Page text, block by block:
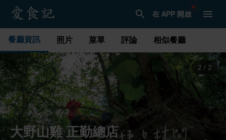
在 APP 開啟
餐廳資訊 照片 菜單 評論 相似餐廳
1 / 2
大野山雞 正勤總店